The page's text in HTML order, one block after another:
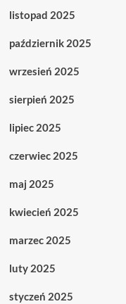
listopad 2025
październik 2025
wrzesień 2025
sierpień 2025
lipiec 2025
czerwiec 2025
maj 2025
kwiecień 2025
marzec 2025
luty 2025
styczeń 2025